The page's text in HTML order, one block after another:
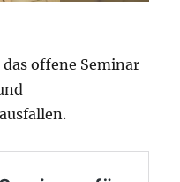
offene Seminar